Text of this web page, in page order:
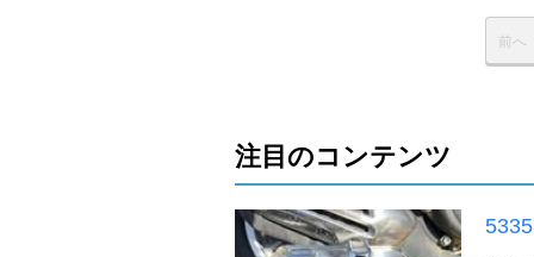
前へ
注目のコンテンツ